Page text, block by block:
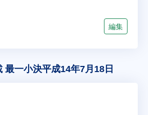
編集
最一小決平成14年7月18日